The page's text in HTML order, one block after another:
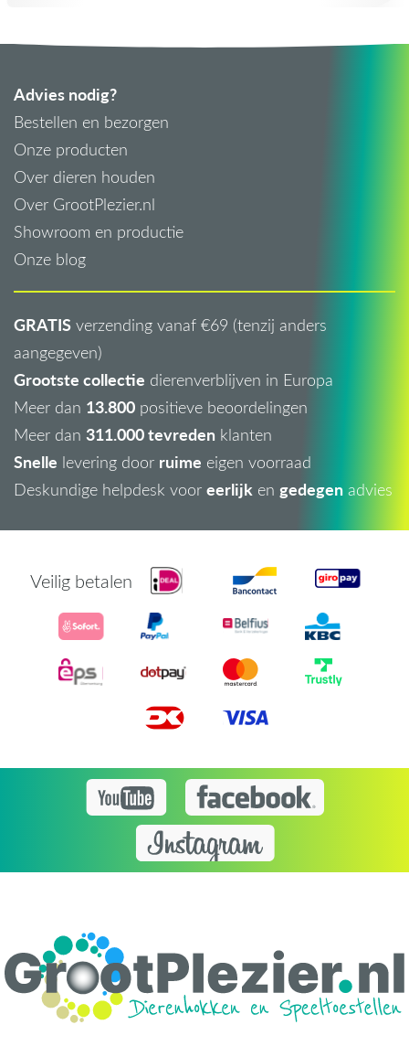
Advies nodig?
Bestellen en bezorgen
Onze producten
Over dieren houden
Over GrootPlezier.nl
Showroom en productie
Onze blog
GRATIS verzending vanaf €69 (tenzij anders
aangegeven)
Grootste collectie dierenverblijven in Europa
Meer dan 13.800 positieve beoordelingen
Meer dan 311.000 tevreden klanten
Snelle levering door ruime eigen voorraad
Deskundige helpdesk voor eerlijk en gedegen advies
Veilig betalen